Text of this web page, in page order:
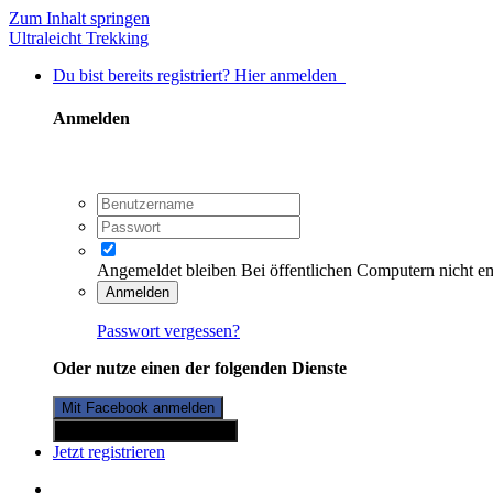
Zum Inhalt springen
Ultraleicht Trekking
Du bist bereits registriert? Hier anmelden
Anmelden
Angemeldet bleiben Bei öffentlichen Computern nicht
Anmelden
Passwort vergessen?
Oder nutze einen der folgenden Dienste
Mit Facebook anmelden
Jetzt registrieren